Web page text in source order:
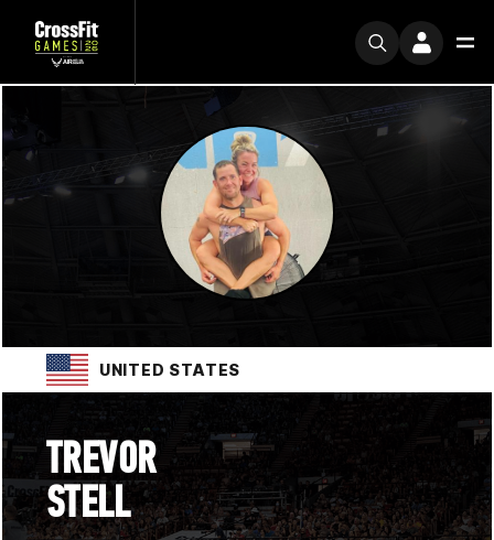
UNITED STATES
TREVOR
STELL